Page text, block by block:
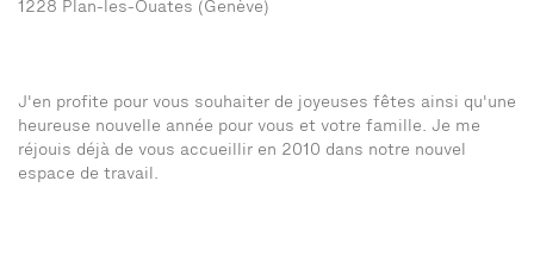
1228 Plan-les-Ouates (Genève)
J'en profite pour vous souhaiter de joyeuses fêtes ainsi qu'une
heureuse nouvelle année pour vous et votre famille. Je me
réjouis déjà de vous accueillir en 2010 dans notre nouvel
espace de travail.